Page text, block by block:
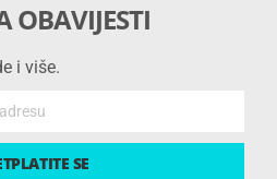
OBAVIJESTI
i više.
SE